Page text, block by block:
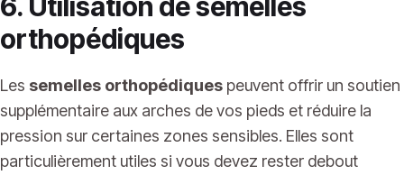
6. Utilisation de semelles
orthopédiques
Les semelles orthopédiques peuvent offrir un soutien
supplémentaire aux arches de vos pieds et réduire la
pression sur certaines zones sensibles. Elles sont
particulièrement utiles si vous devez rester debout